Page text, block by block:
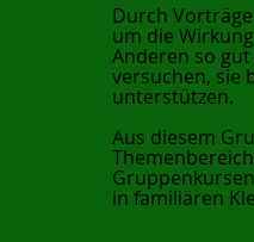
Durch
um die
Anderen so
versuchen, sie
unterstützen.
Aus diesem
in familiären